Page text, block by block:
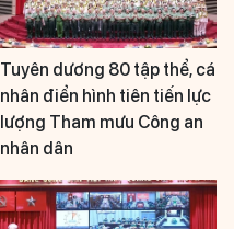
Tuyên dương 80 tập thể, cá
nhân điển hình tiên tiến lực
lượng Tham mưu Công an
nhân dân